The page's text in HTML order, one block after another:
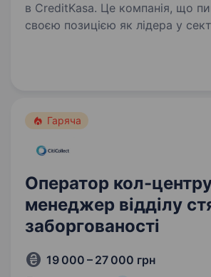
в CreditKasa. Це компанія, що
своєю позицією як лідера у
Гаряча
Оператор кол-
менеджер відділу
заборгованості
19 000 – 27 000 грн